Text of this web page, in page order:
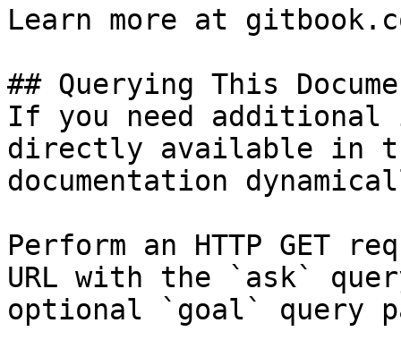
Learn more at
## Querying This
If you need
directly available in
documentation
Perform an HTTP GET
URL with the `ask`
optional `goal` query